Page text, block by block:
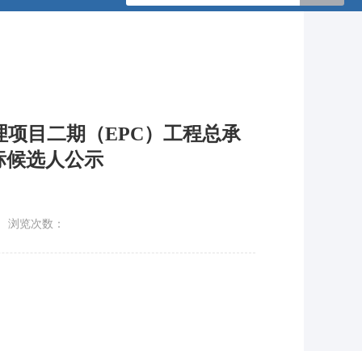
项目二期（EPC）工程总承
候选人公示
浏览次数：